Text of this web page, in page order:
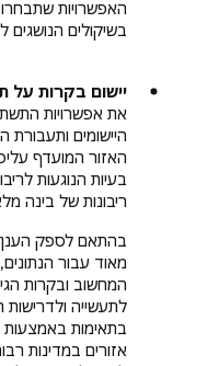
האפשרויות
בשיקולים הנושגים
יישום בקרות על
את אפשרויות
היישומים
האזור המועדף
בעיות הנוגעות
ריבונות של בינה
בהתאם לספק הענן,
מאוד עבור
המחשוב ובקרות
לתעשייה
בתאימות באמצעות
אזורים במדינות